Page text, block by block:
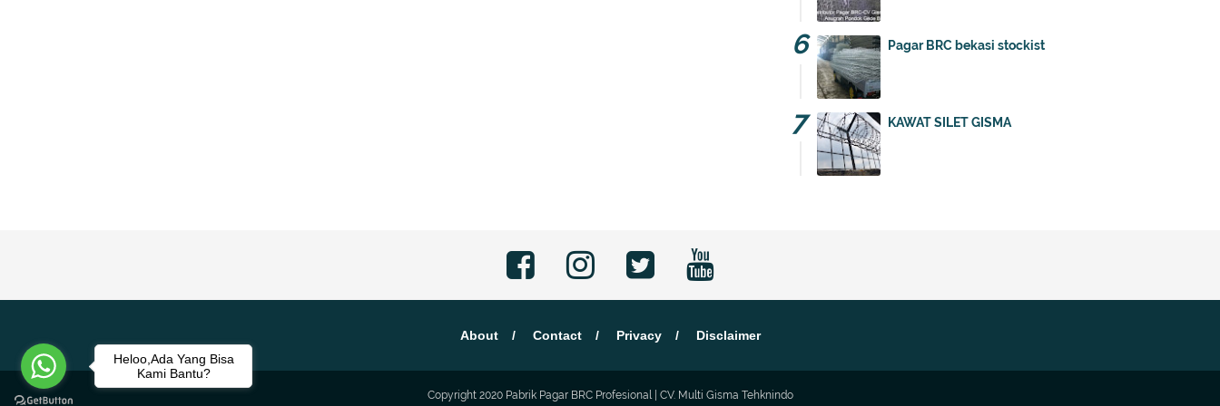
Pagar BRC bekasi stockist
KAWAT SILET GISMA
About Contact Privacy Disclaimer
Copyright 2020 Pabrik Pagar BRC Profesional | CV. Multi Gisma Tehknindo
Heloo,Ada Yang Bisa
Kami Bantu?